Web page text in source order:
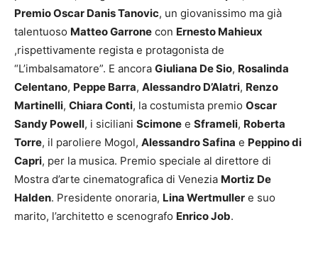
Premio Oscar Danis Tanovic, un giovanissimo ma già
talentuoso Matteo Garrone con Ernesto Mahieux
,rispettivamente regista e protagonista de
“L’imbalsamatore”. E ancora Giuliana De Sio, Rosalinda
Celentano, Peppe Barra, Alessandro D’Alatri, Renzo
Martinelli, Chiara Conti, la costumista premio Oscar
Sandy Powell, i siciliani Scimone e Sframeli, Roberta
Torre, il paroliere Mogol, Alessandro Safina e Peppino di
Capri, per la musica. Premio speciale al direttore di
Mostra d’arte cinematografica di Venezia Mortiz De
Halden. Presidente onoraria, Lina Wertmuller e suo
marito, l’architetto e scenografo Enrico Job.